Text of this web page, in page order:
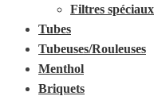
Filtres spéciaux
Tubes
Tubeuses/Rouleuses
Menthol
Briquets